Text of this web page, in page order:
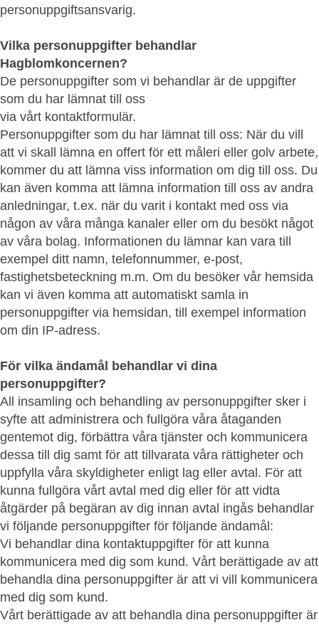
personuppgiftsansvarig.
Vilka personuppgifter behandlar
Hagblomkoncernen?
De personuppgifter som vi behandlar är de uppgifter
som du har lämnat till oss
via vårt kontaktformulär.
Personuppgifter som du har lämnat till oss: När du vill
att vi skall lämna en offert för ett måleri eller golv arbete,
kommer du att lämna viss information om dig till oss. Du
kan även komma att lämna information till oss av andra
anledningar, t.ex. när du varit i kontakt med oss via
någon av våra många kanaler eller om du besökt något
av våra bolag. Informationen du lämnar kan vara till
exempel ditt namn, telefonnummer, e-post,
fastighetsbeteckning m.m. Om du besöker vår hemsida
kan vi även komma att automatiskt samla in
personuppgifter via hemsidan, till exempel information
om din IP-adress.
För vilka ändamål behandlar vi dina
personuppgifter?
All insamling och behandling av personuppgifter sker i
syfte att administrera och fullgöra våra åtaganden
gentemot dig, förbättra våra tjänster och kommunicera
dessa till dig samt för att tillvarata våra rättigheter och
uppfylla våra skyldigheter enligt lag eller avtal. För att
kunna fullgöra vårt avtal med dig eller för att vidta
åtgärder på begäran av dig innan avtal ingås behandlar
vi följande personuppgifter för följande ändamål:
Vi behandlar dina kontaktuppgifter för att kunna
kommunicera med dig som kund. Vårt berättigade av att
behandla dina personuppgifter är att vi vill kommunicera
med dig som kund.
Vårt berättigade av att behandla dina personuppgifter är